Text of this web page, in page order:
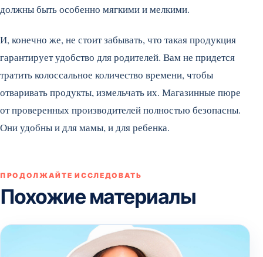
должны быть особенно мягкими и мелкими.
И, конечно же, не стоит забывать, что такая продукция
гарантирует удобство для родителей. Вам не придется
тратить колоссальное количество времени, чтобы
отваривать продукты, измельчать их. Магазинные пюре
от проверенных производителей полностью безопасны.
Они удобны и для мамы, и для ребенка.
ПРОДОЛЖАЙТЕ ИССЛЕДОВАТЬ
Похожие материалы